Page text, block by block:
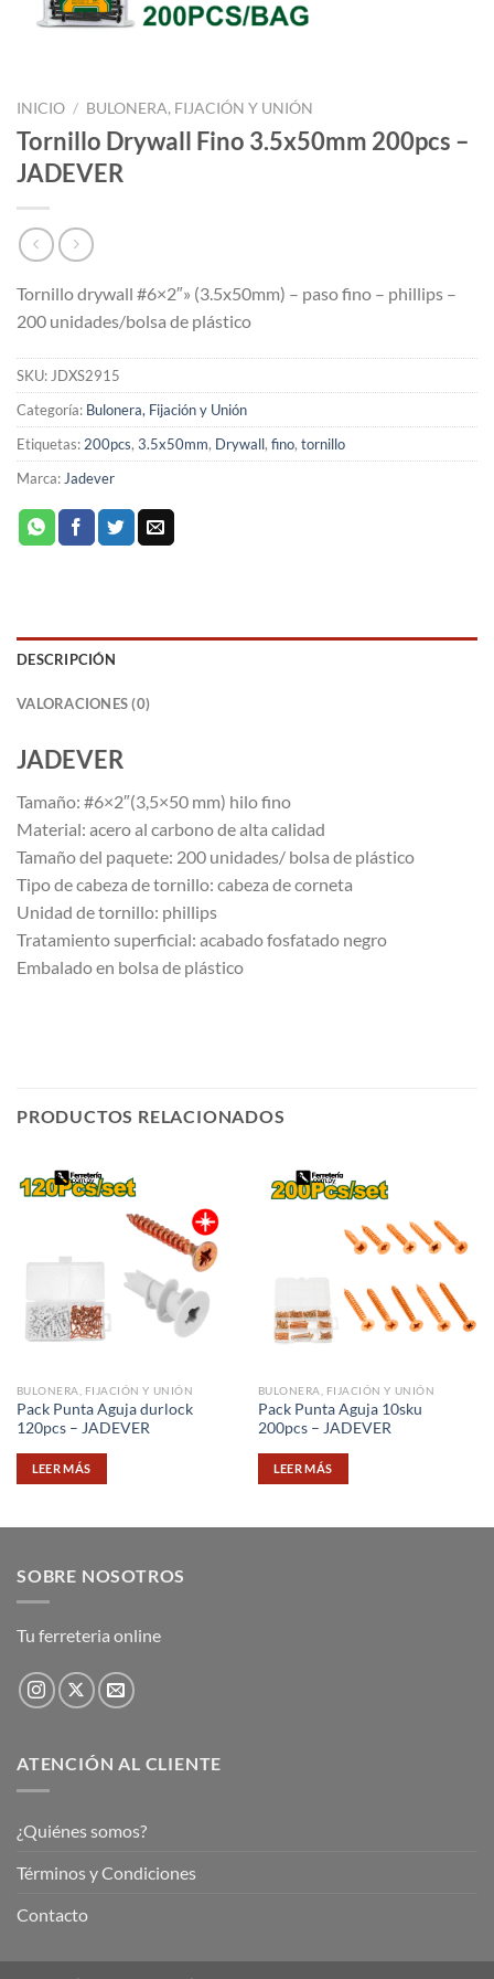
INICIO / BULONERA, FIJACIÓN Y UNIÓN
Tornillo Drywall Fino 3.5x50mm 200pcs –
JADEVER
Tornillo drywall #6×2″» (3.5x50mm) – paso fino – phillips –
200 unidades/bolsa de plástico
SKU:JDXS2915
Categoría: Bulonera, Fijación y Unión
Etiquetas:200pcs, 3.5x50mm, Drywall, fino, tornillo
Marca:Jadever
DESCRIPCIÓN
VALORACIONES (0)
JADEVER
Tamaño: #6×2″(3,5×50 mm) hilo fino
Material: acero al carbono de alta calidad
Tamaño del paquete: 200 unidades/ bolsa de plástico
Tipo de cabeza de tornillo: cabeza de corneta
Unidad de tornillo: phillips
Tratamiento superficial: acabado fosfatado negro
Embalado en bolsa de plástico
PRODUCTOS RELACIONADOS
BULONERA, FIJACIÓN Y UNIÓN
Pack Punta Aguja durlock
120pcs – JADEVER
LEER MÁS
BULONERA, FIJACIÓN Y UNIÓN
Pack Punta Aguja 10sku
200pcs – JADEVER
LEER MÁS
SOBRE NOSOTROS
Tu ferreteria online
ATENCIÓN AL CLIENTE
¿Quiénes somos?
Términos y Condiciones
Contacto